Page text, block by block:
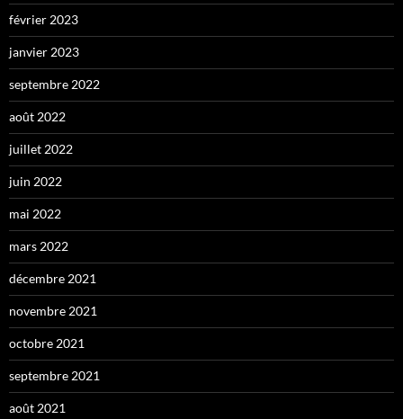
février 2023
janvier 2023
septembre 2022
août 2022
juillet 2022
juin 2022
mai 2022
mars 2022
décembre 2021
novembre 2021
octobre 2021
septembre 2021
août 2021